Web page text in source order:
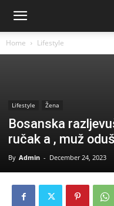
Home Lifestyle
Lifestyle Žena
Bosanska
ručak a , muž
By Admin - December 24, 2023